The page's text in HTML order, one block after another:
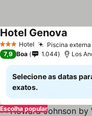
3 EstrelasHotel Piscina
Hotel Genova
7,9 Boa 1.044 Los
Selecione as datas
exatos.
Escolha popular